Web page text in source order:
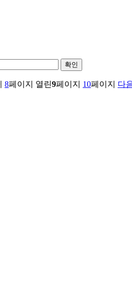
확인
8페이지 열린9페이지 10페이지
다